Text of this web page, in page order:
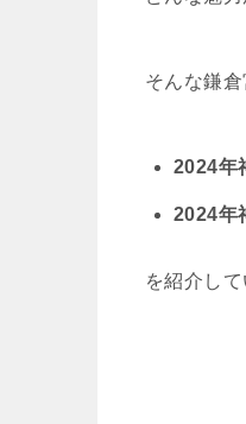
そんな鎌倉
2024年
2024年
を紹介して